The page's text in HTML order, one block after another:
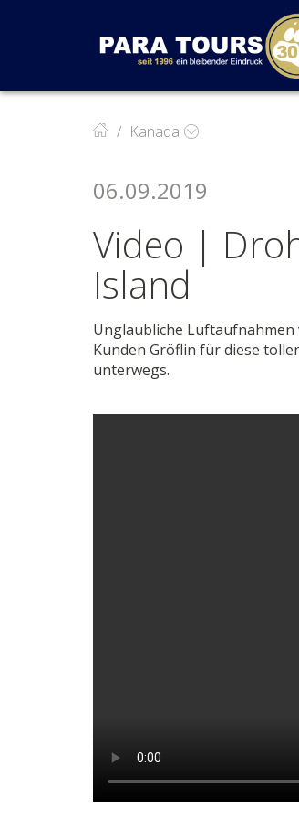
Weiter zur Hauptnavigation
Weiter zum Inhalt
Weiter zur Kontaktseite
Kanada
06.09.2019
Video |
Island
Unglaubliche Luftaufnahmen
Kunden Gröflin für diese
unterwegs.